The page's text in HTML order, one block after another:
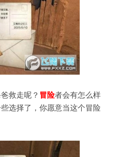
救走呢？ 冒险者会有怎么样
选择了，你愿意当这个冒险